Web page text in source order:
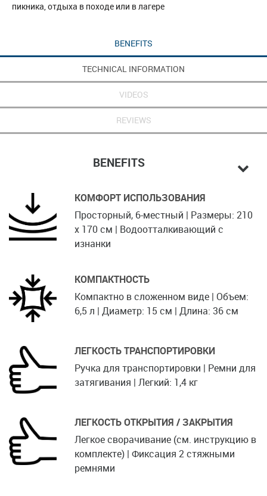
пикника, отдыха в походе или в лагере
BENEFITS
TECHNICAL INFORMATION
VIDEOS
REVIEWS
BENEFITS
КОМФОРТ ИСПОЛЬЗОВАНИЯ
Просторный, 6-местный | Размеры: 210
x 170 см | Водоотталкивающий с
изнанки
КОМПАКТНОСТЬ
Компактно в сложенном виде | Объем:
6,5 л | Диаметр: 15 см | Длина: 36 см
ЛЕГКОСТЬ ТРАНСПОРТИРОВКИ
Ручка для транспортировки | Ремни для
затягивания | Легкий: 1,4 кг
ЛЕГКОСТЬ ОТКРЫТИЯ / ЗАКРЫТИЯ
Легкое сворачивание (см. инструкцию в
комплекте) | Фиксация 2 стяжными
ремнями